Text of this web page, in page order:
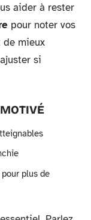
aider à rester
pour noter vos
de mieux
si
pour plus de